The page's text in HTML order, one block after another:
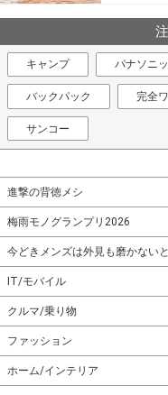
キャンプ パナソニ
バックパック 完全
サンコー
進撃の背徳メシ
梅雨モノグランプリ2026
今どきメンズは外見も磨かないと
IT/モバイル
クルマ/乗り物
ファッション
ホーム/インテリア